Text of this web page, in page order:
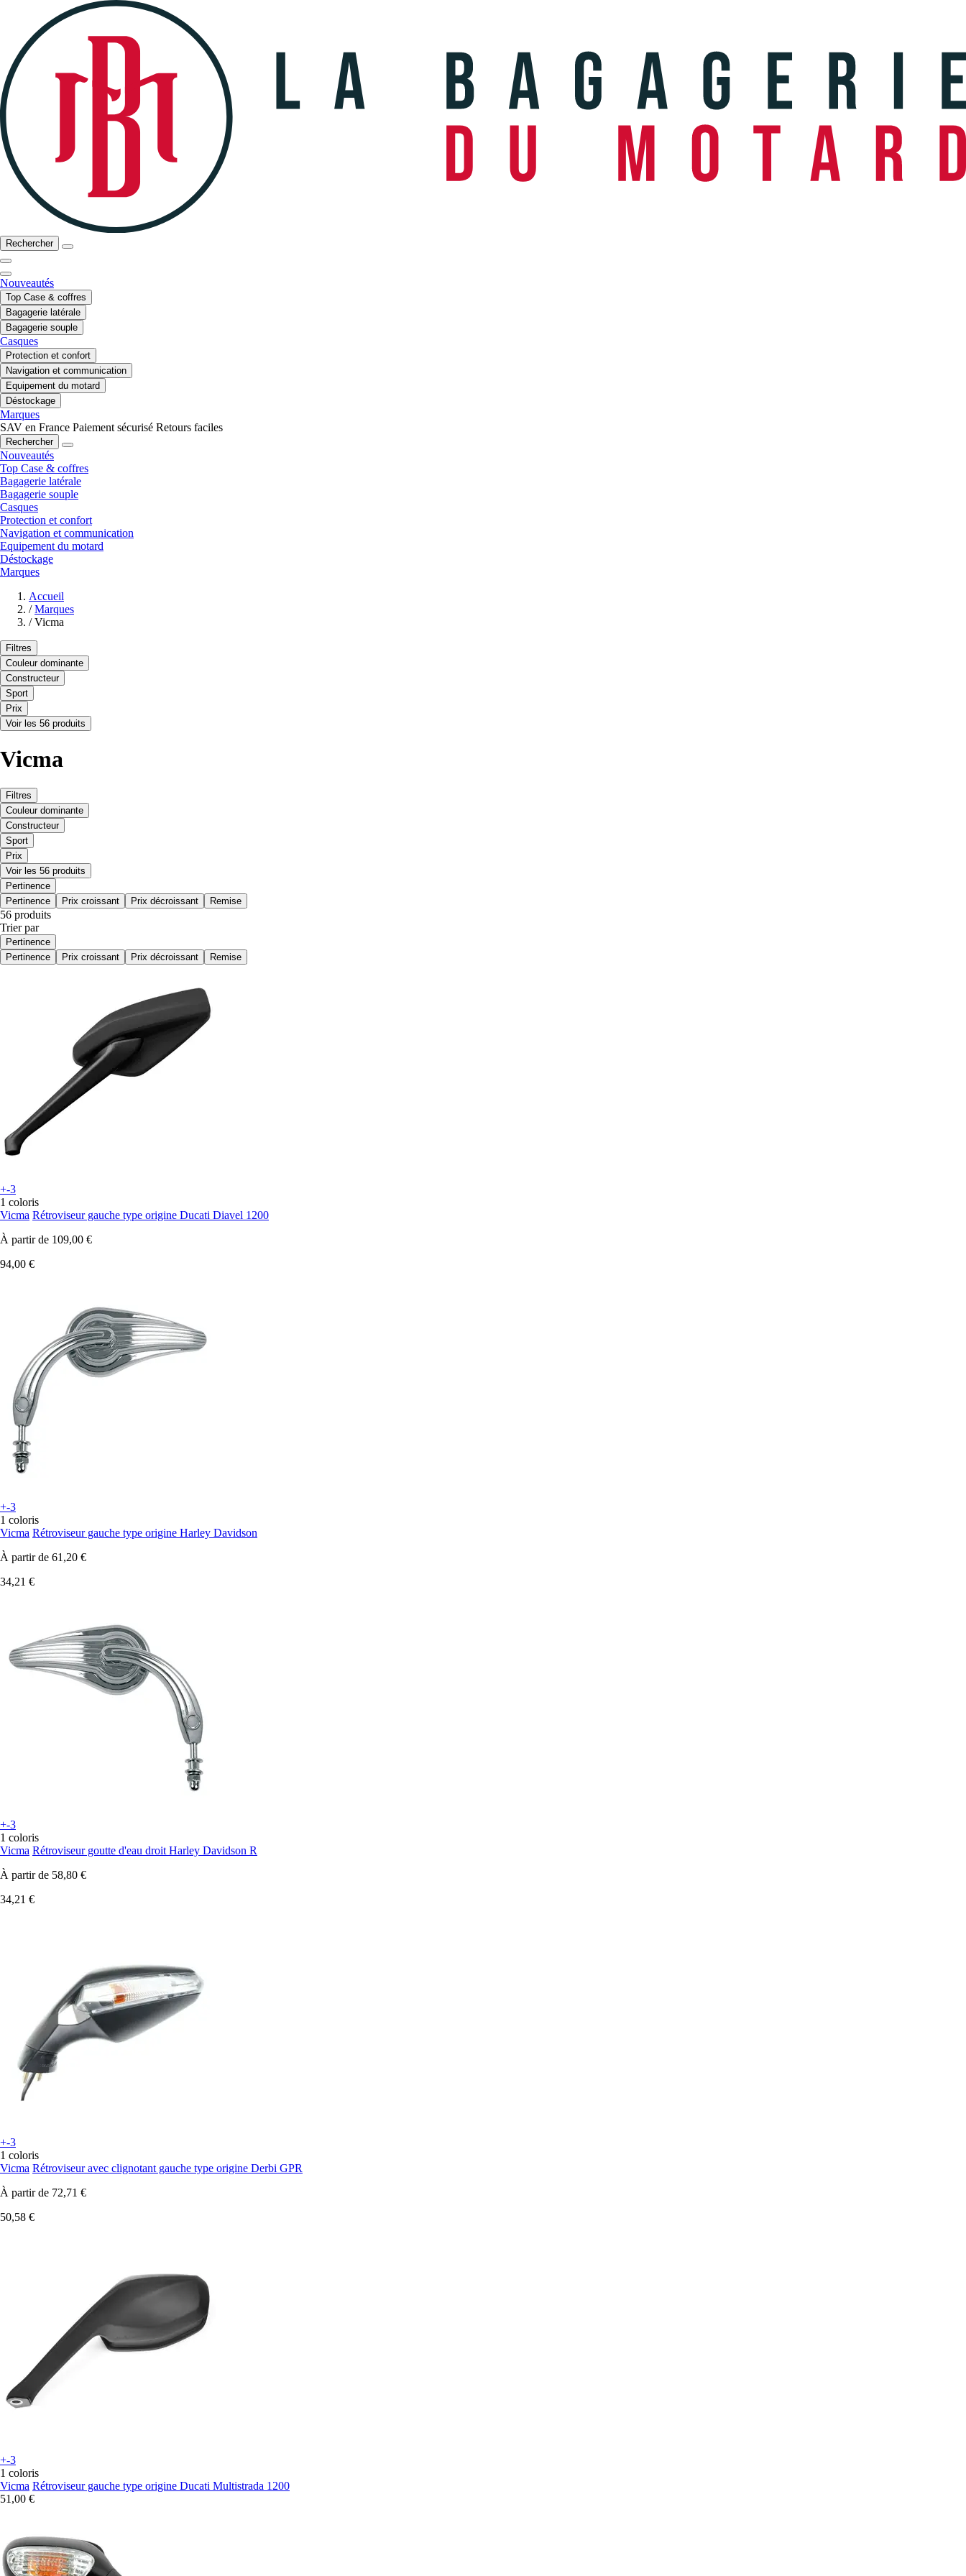
Rechercher
Nouveautés
Top Case & coffres
Bagagerie latérale
Bagagerie souple
Casques
Protection et confort
Navigation et communication
Equipement du motard
Déstockage
Marques
SAV en France Paiement sécurisé Retours faciles
Rechercher
Nouveautés
Top Case & coffres
Bagagerie latérale
Bagagerie souple
Casques
Protection et confort
Navigation et communication
Equipement du motard
Déstockage
Marques
Accueil
/ Marques
/ Vicma
Filtres
Couleur dominante
Constructeur
Sport
Prix
Voir les 56 produits
Vicma
Filtres
Couleur dominante
Constructeur
Sport
Prix
Voir les 56 produits
Pertinence
Pertinence
Prix croissant Prix décroissant Remise
56 produits
Trier par
Pertinence
Pertinence
Prix croissant Prix décroissant Remise
+-3
1 coloris
Vicma Rétroviseur gauche type origine Ducati Diavel 1200
À partir de 109,00 €
94,00 €
+-3
1 coloris
Vicma Rétroviseur gauche type origine Harley Davidson
À partir de 61,20 €
34,21 €
+-3
1 coloris
Vicma Rétroviseur goutte d'eau droit Harley Davidson R
À partir de 58,80 €
34,21 €
+-3
1 coloris
Vicma Rétroviseur avec clignotant gauche type origine Derbi GPR
À partir de 72,71 €
50,58 €
+-3
1 coloris
Vicma Rétroviseur gauche type origine Ducati Multistrada 1200
51,00 €